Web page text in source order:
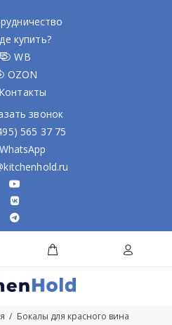
купить?
WB
OZON
Контакты
звонок
565 37 75
WhatsApp
Бокалы для красного вина